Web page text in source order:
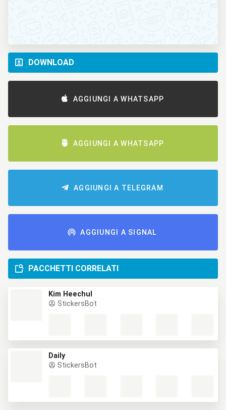
DOWNLOAD
AGGIUNGI A WHATSAPP
AGGIUNGI A WHATSAPP
AGGIUNGI A TELEGRAM
AGGIUNGI A SIGNAL
PACCHETTI CORRELATI
Kim Heechul
StickersBot
Daily
StickersBot